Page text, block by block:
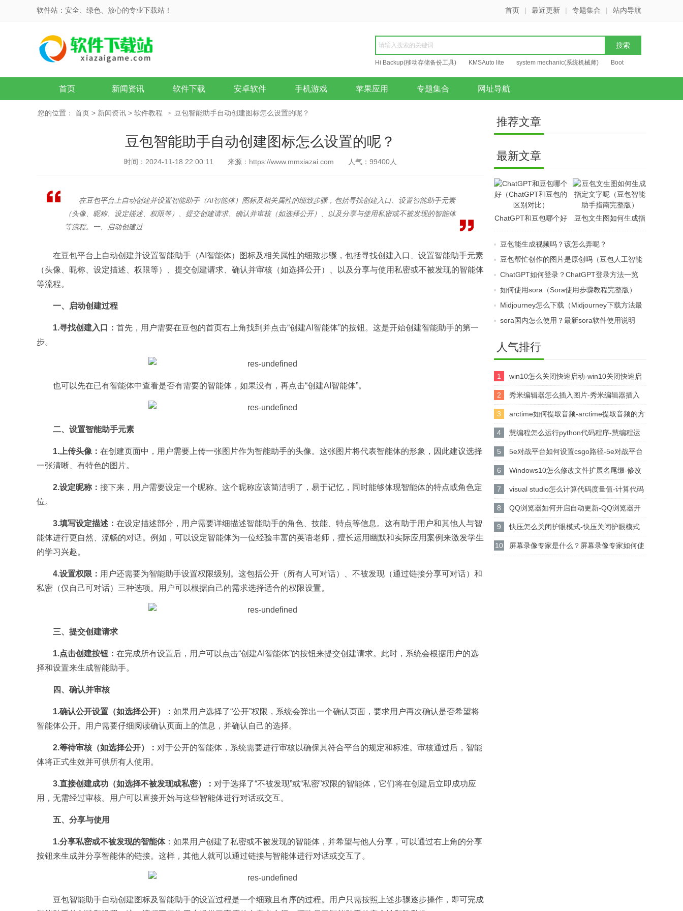
软件站：安全、绿色、放心的专业下载站！ 首页 | 最近更新 | 专题集合 | 站内导航
Hi Backup(移动存储备份工具) KMSAuto lite system mechanic(系统机械师) Boot
Repair
首页 新闻资讯 软件下载 安卓软件 手机游戏 苹果应用 专题集合 网址导航
您的位置： 首页 > 新闻资讯 > 软件教程 > 豆包智能助手自动创建图标怎么设置的呢？
豆包智能助手自动创建图标怎么设置的呢？
时间：2024-11-18 22:00:11 来源：https://www.mmxiazai.com 人气： 99400人
在豆包平台上自动创建并设置智能助手（AI智能体）图标及相关属性的细致步骤，包括寻找创建入口、设置智能助手元素
（头像、昵称、设定描述、权限等）、提交创建请求、确认并审核（如选择公开）、以及分享与使用私密或不被发现的智能体
等流程。一、启动创建过
在豆包平台上自动创建并设置智能助手（AI智能体）图标及相关属性的细致步骤，包括寻找创建入口、设置智能助手元素
（头像、昵称、设定描述、权限等）、提交创建请求、确认并审核（如选择公开）、以及分享与使用私密或不被发现的智能体
等流程。
一、启动创建过程
1.寻找创建入口： 首先，用户需要在豆包的首页右上角找到并点击“创建AI智能体”的按钮。这是开始创建智能助手的第一
步。
也可以先在已有智能体中查看是否有需要的智能体，如果没有，再点击“创建AI智能体”。
二、设置智能助手元素
1.上传头像： 在创建页面中，用户需要上传一张图片作为智能助手的头像。这张图片将代表智能体的形象，因此建议选择
一张清晰、有特色的图片。
2.设定昵称： 接下来，用户需要设定一个昵称。这个昵称应该简洁明了，易于记忆，同时能够体现智能体的特点或角色定
位。
3.填写设定描述： 在设定描述部分，用户需要详细描述智能助手的角色、技能、特点等信息。这有助于用户和其他人与智
能体进行更自然、流畅的对话。例如，可以设定智能体为一位经验丰富的英语老师，擅长运用幽默和实际应用案例来激发学生
的学习兴趣。
4.设置权限： 用户还需要为智能助手设置权限级别。这包括公开（所有人可对话）、不被发现（通过链接分享可对话）和
私密（仅自己可对话）三种选项。用户可以根据自己的需求选择适合的权限设置。
三、提交创建请求
1.点击创建按钮： 在完成所有设置后，用户可以点击“创建AI智能体”的按钮来提交创建请求。此时，系统会根据用户的选
择和设置来生成智能助手。
四、确认并审核
1.确认公开设置（如选择公开）： 如果用户选择了“公开”权限，系统会弹出一个确认页面，要求用户再次确认是否希望将
智能体公开。用户需要仔细阅读确认页面上的信息，并确认自己的选择。
2.等待审核（如选择公开）： 对于公开的智能体，系统需要进行审核以确保其符合平台的规定和标准。审核通过后，智能
体将正式生效并可供所有人使用。
3.直接创建成功（如选择不被发现或私密）： 对于选择了“不被发现”或“私密”权限的智能体，它们将在创建后立即成功应
用，无需经过审核。用户可以直接开始与这些智能体进行对话或交互。
五、分享与使用
1.分享私密或不被发现的智能体：如果用户创建了私密或不被发现的智能体，并希望与他人分享，可以通过右上角的分享
按钮来生成并分享智能体的链接。这样，其他人就可以通过链接与智能体进行对话或交互了。
豆包智能助手自动创建图标及智能助手的设置过程是一个细致且有序的过程。用户只需按照上述步骤逐步操作，即可完成
推荐文章
最新文章
ChatGPT和豆包哪个好
别对比）
豆包文生图如何生成指
手指南完整版）
豆包能生成视频吗？该怎么弄呢？
豆包帮忙创作的图片是原创吗（豆包人工智能
使用教程最新版）
ChatGPT如何登录？ChatGPT登录方法一览
如何使用sora（Sora使用步骤教程完整版）
Midjourney怎么下载（Midjourney下载方法最
新版）
sora国内怎么使用？最新sora软件使用说明
人气排行
1 win10怎么关闭快速启动-win10关闭快速启
动的方法
2 秀米编辑器怎么插入图片-秀米编辑器插入
图片的方法
3 arctime如何提取音频-arctime提取音频的方
法介绍
4 慧编程怎么运行python代码程序-慧编程运
行python代码程序的方法
5 5e对战平台如何设置csgo路径-5e对战平台
设置csgo路径的方法
6 Windows10怎么修改文件扩展名尾缀-修改
文件扩展名尾缀方法
7 visual studio怎么计算代码度量值-计算代码
度量值方法
8 QQ浏览器如何开启自动更新-QQ浏览器开
启自动更新的方法
9 快压怎么关闭护眼模式-快压关闭护眼模式
的方法介绍
10 屏幕录像专家是什么？屏幕录像专家如何使